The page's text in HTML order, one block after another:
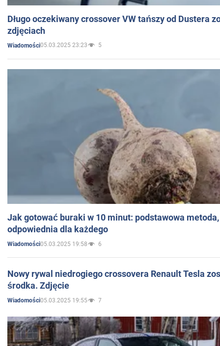
Długo oczekiwany crossover VW tańszy od Dustera
zdjęciach
Wiadomości05.03.2025 23:23 5
Jak gotować buraki w 10 minut: podstawowa
odpowiednia dla każdego
Wiadomości05.03.2025 19:58 6
Nowy rywal niedrogiego crossovera Renault Tesla
środka. Zdjęcie
Wiadomości05.03.2025 19:55 7